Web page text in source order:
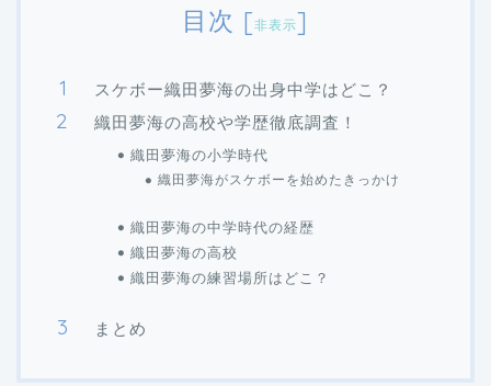
目次 [非表示]
スケボー織田夢海の出身中学はどこ？
織田夢海の高校や学歴徹底調査！
織田夢海の小学時代
織田夢海がスケボーを始めたきっかけ
織田夢海の中学時代の経歴
織田夢海の高校
織田夢海の練習場所はどこ？
まとめ